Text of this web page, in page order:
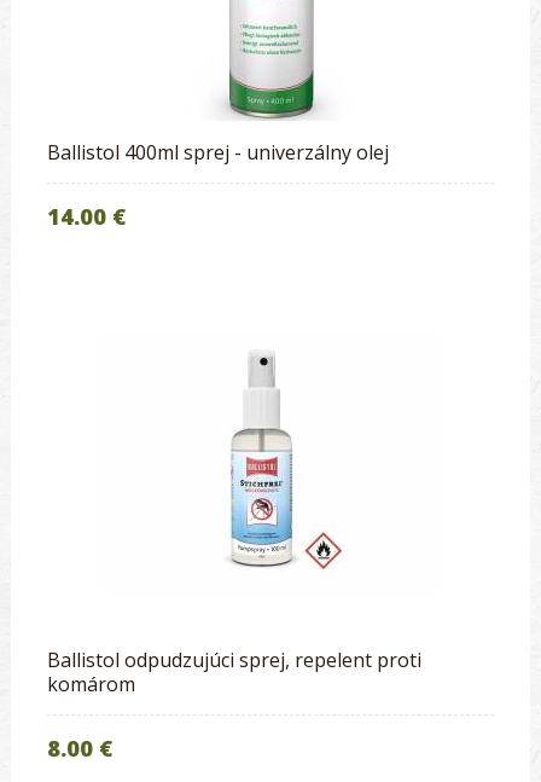
Ballistol 400ml sprej - univerzálny olej
14.00 €
Ballistol odpudzujúci sprej, repelent proti
komárom
8.00 €